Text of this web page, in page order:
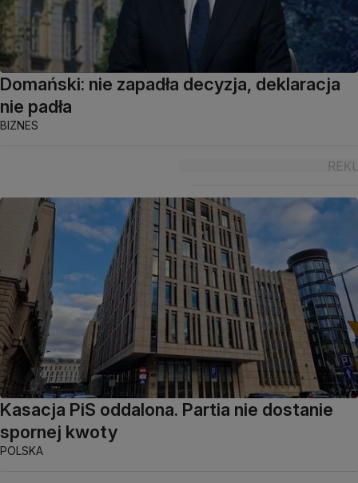
Domański: nie zapadła decyzja, deklaracja
nie padła
BIZNES
Kasacja PiS oddalona. Partia nie dostanie
spornej kwoty
POLSKA